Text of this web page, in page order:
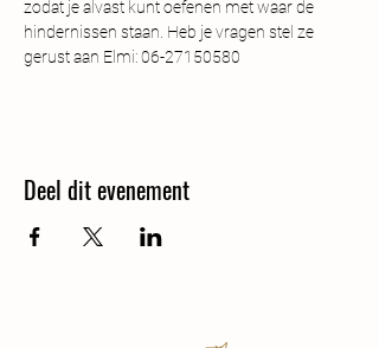
zodat je alvast kunt oefenen met waar de
hindernissen staan. Heb je vragen stel ze
gerust aan Elmi: 06-27150580
Deel dit evenement